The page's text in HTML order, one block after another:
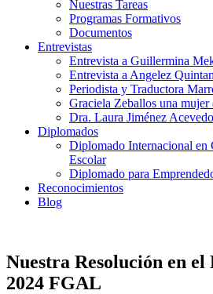
Nuestras Tareas
Programas Formativos
Documentos
Entrevistas
Entrevista a Guillermina
Entrevista a Angelez
Periodista y Traductora
Graciela Zeballos una
Dra. Laura Jiménez Acevedo
Diplomados
Diplomado Internacional en
Escolar
Diplomado para
Reconocimientos
Blog
Nuestra Resolución en
2024 FGAL